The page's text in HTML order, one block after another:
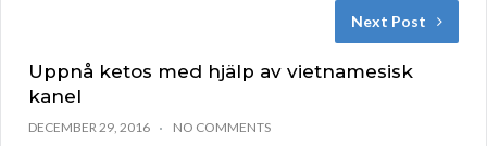
Next Post
Uppnå ketos med hjälp av vietnamesisk
kanel
DECEMBER 29, 2016 NO COMMENTS